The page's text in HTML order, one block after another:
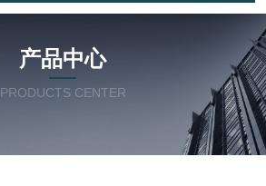
产品中心
PRODUCTS CENTER